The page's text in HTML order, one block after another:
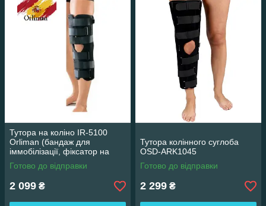
Тутора на коліно IR-5100
Orliman (бандаж для
іммобілізації, фіксатор на
колінний суглоб)
Готово до відправки
2 099 ₴
Тутора колінного суглоба
OSD-ARK1045
Готово до відправки
2 299 ₴